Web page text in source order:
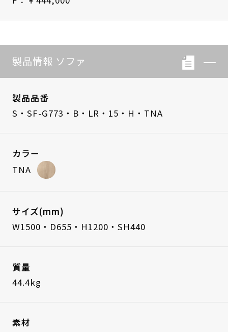
製品情報 ソファ
製品品番
S・SF-G773・B・LR・15・H・TNA
カラー
TNA
サイズ(mm)
W1500・D655・H1200・SH440
質量
44.4kg
素材